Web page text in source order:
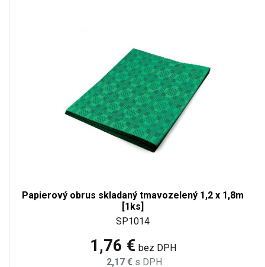
Papierový obrus skladaný tmavozelený 1,2 x 1,8m
[1ks]
SP1014
1,76 € bez DPH
2,17 € s DPH